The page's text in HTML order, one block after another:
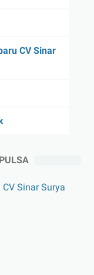
CV Sinar
Sinar Surya